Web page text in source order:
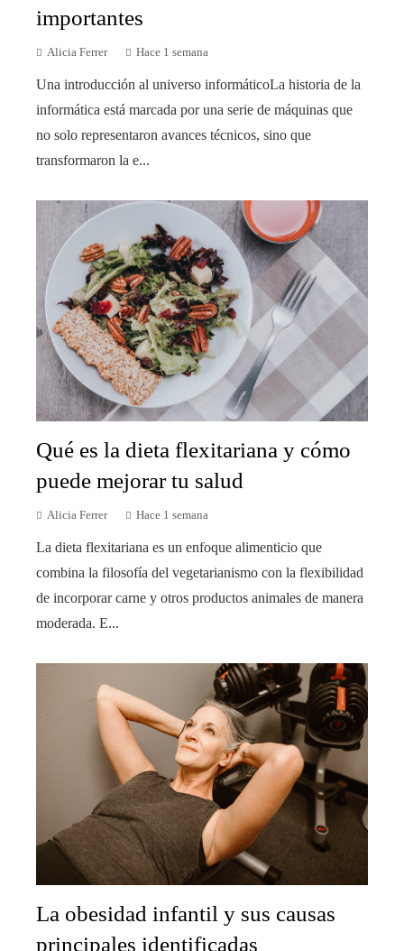
importantes
Alicia Ferrer Hace 1 semana
Una introducción al universo informáticoLa historia de la
informática está marcada por una serie de máquinas que
no solo representaron avances técnicos, sino que
transformaron la e...
Qué es la dieta flexitariana y cómo
puede mejorar tu salud
Alicia Ferrer Hace 1 semana
La dieta flexitariana es un enfoque alimenticio que
combina la filosofía del vegetarianismo con la flexibilidad
de incorporar carne y otros productos animales de manera
moderada. E...
La obesidad infantil y sus causas
principales identificadas